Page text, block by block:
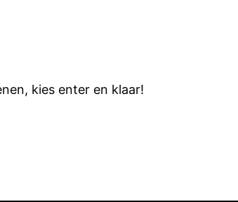
kies enter en klaar!